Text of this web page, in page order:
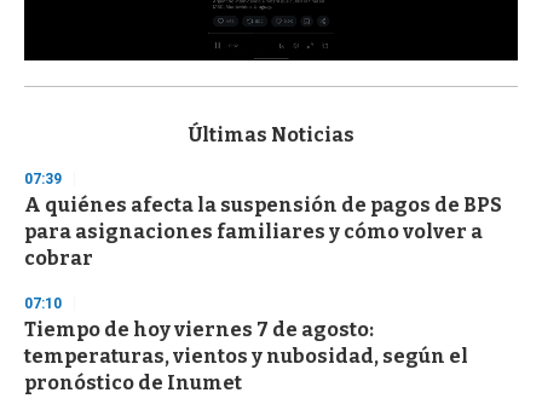
s
d
s
o
f
3
s
e
c
o
n
d
Últimas Noticias
07:39
A quiénes afecta la suspensión de pagos de BPS
para asignaciones familiares y cómo volver a
cobrar
07:10
Tiempo de hoy viernes 7 de agosto:
temperaturas, vientos y nubosidad, según el
pronóstico de Inumet